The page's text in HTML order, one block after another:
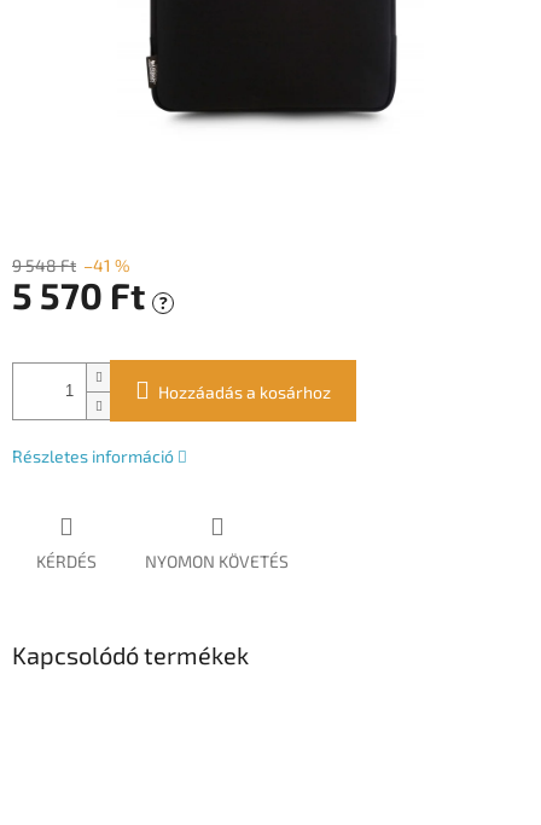
9 548 Ft –41 %
5 570 Ft ?
Hozzáadás a kosárhoz
Részletes információ
KÉRDÉS NYOMON KÖVETÉS
Kapcsolódó termékek